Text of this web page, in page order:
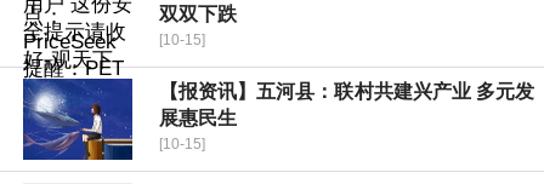
双双下跌
[10-15]
【报资讯】五河县：联村共建兴产业 多元发
展惠民生
[10-15]